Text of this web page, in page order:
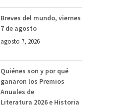
Breves del mundo, viernes
7 de agosto
agosto 7, 2026
Quiénes son y por qué
ganaron los Premios
Anuales de
Literatura 2026 e Historia